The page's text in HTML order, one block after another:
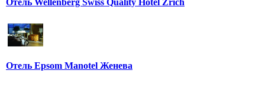
Отель Wellenberg Swiss Quality Hotel Zrich
Отель Epsom Manotel Женева